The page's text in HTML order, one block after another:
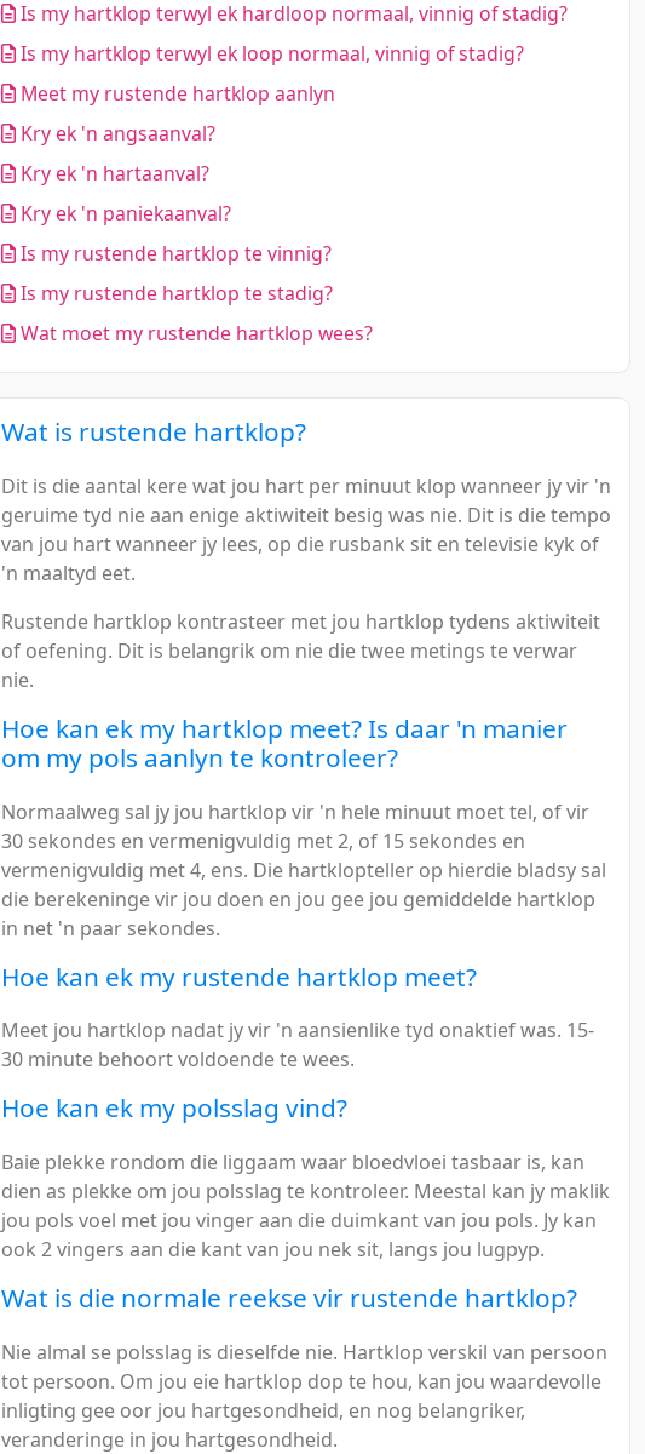
Is my hartklop terwyl ek hardloop normaal, vinnig of stadig?
Is my hartklop terwyl ek loop normaal, vinnig of stadig?
Meet my rustende hartklop aanlyn
Kry ek 'n angsaanval?
Kry ek 'n hartaanval?
Kry ek 'n paniekaanval?
Is my rustende hartklop te vinnig?
Is my rustende hartklop te stadig?
Wat moet my rustende hartklop wees?
Wat is rustende hartklop?
Dit is die aantal kere wat jou hart per minuut klop wanneer jy vir 'n
geruime tyd nie aan enige aktiwiteit besig was nie. Dit is die tempo
van jou hart wanneer jy lees, op die rusbank sit en televisie kyk of
'n maaltyd eet.
Rustende hartklop kontrasteer met jou hartklop tydens aktiwiteit
of oefening. Dit is belangrik om nie die twee metings te verwar
nie.
Hoe kan ek my hartklop meet? Is daar 'n manier
om my pols aanlyn te kontroleer?
Normaalweg sal jy jou hartklop vir 'n hele minuut moet tel, of vir
30 sekondes en vermenigvuldig met 2, of 15 sekondes en
vermenigvuldig met 4, ens. Die hartklopteller op hierdie bladsy sal
die berekeninge vir jou doen en jou gee jou gemiddelde hartklop
in net 'n paar sekondes.
Hoe kan ek my rustende hartklop meet?
Meet jou hartklop nadat jy vir 'n aansienlike tyd onaktief was. 15-
30 minute behoort voldoende te wees.
Hoe kan ek my polsslag vind?
Baie plekke rondom die liggaam waar bloedvloei tasbaar is, kan
dien as plekke om jou polsslag te kontroleer. Meestal kan jy maklik
jou pols voel met jou vinger aan die duimkant van jou pols. Jy kan
ook 2 vingers aan die kant van jou nek sit, langs jou lugpyp.
Wat is die normale reekse vir rustende hartklop?
Nie almal se polsslag is dieselfde nie. Hartklop verskil van persoon
tot persoon. Om jou eie hartklop dop te hou, kan jou waardevolle
inligting gee oor jou hartgesondheid, en nog belangriker,
veranderinge in jou hartgesondheid.